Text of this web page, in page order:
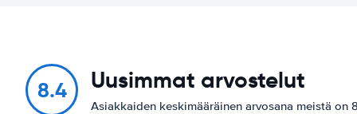
8.4 Uusimmat arvostelut
Asiakkaiden keskimääräinen arvosana meistä on